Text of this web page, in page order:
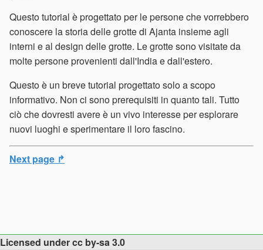
Questo tutorial è progettato per le persone che vorrebbero
conoscere la storia delle grotte di Ajanta insieme agli
interni e al design delle grotte. Le grotte sono visitate da
molte persone provenienti dall'India e dall'estero.
Questo è un breve tutorial progettato solo a scopo
informativo. Non ci sono prerequisiti in quanto tali. Tutto
ciò che dovresti avere è un vivo interesse per esplorare
nuovi luoghi e sperimentare il loro fascino.
Next page ↱
Licensed under cc by-sa 3.0